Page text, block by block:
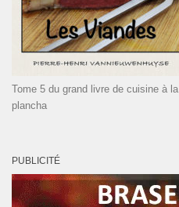
Tome 5 du grand livre de cuisine à la
plancha
PUBLICITÉ